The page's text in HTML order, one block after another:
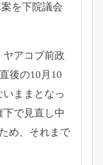
を下院議会
ヤアコブ前政
後の10月10
まま となっ
で見直し中
め、 それまで